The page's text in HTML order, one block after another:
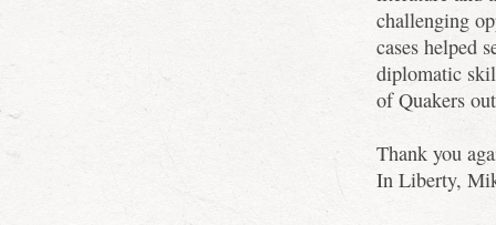
challenging
cases helped
diplomatic
of Quakers
Thank you
In Liberty,